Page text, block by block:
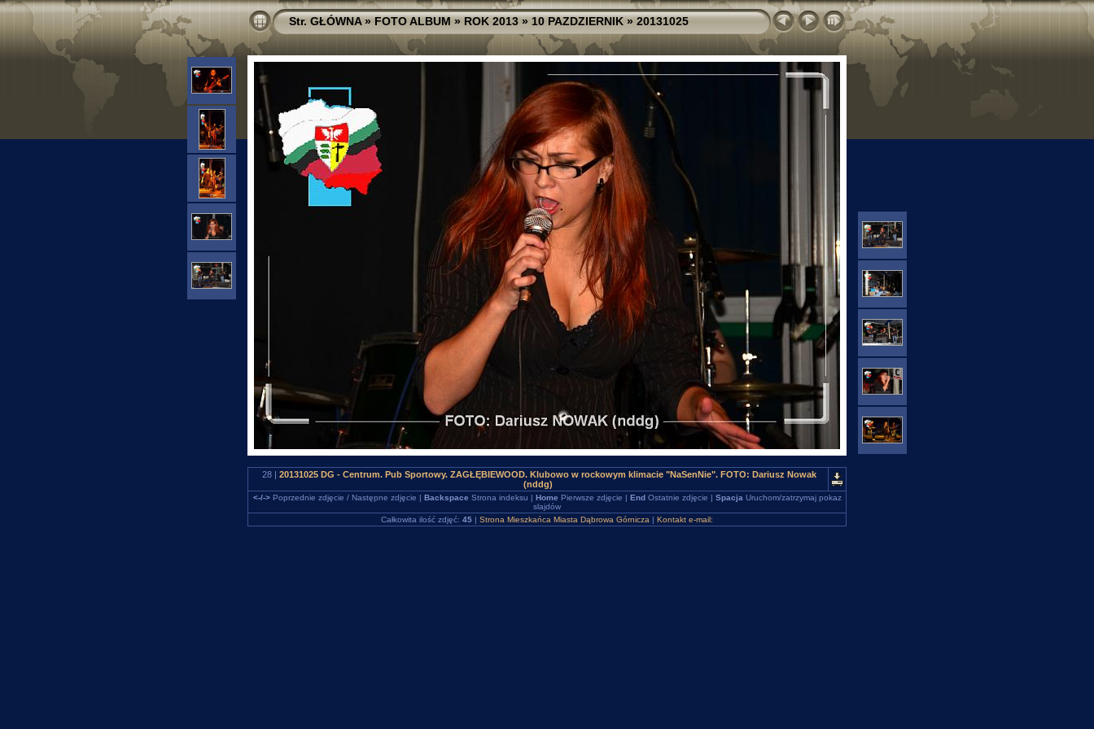
Str. GŁÓWNA»FOTO ALBUM»ROK 2013»10 PAZDZIERNIK»20131025
28 | 20131025 DG - Centrum. Pub Sportowy. ZAGŁĘBIEWOOD. Klubowo w rockowym klimacie "NaSenNie". FOTO: Dariusz Nowak
(nddg)
<-/->Poprzednie zdjęcie / Następne zdjęcie | Backspace Strona indeksu | Home Pierwsze zdjęcie | EndOstatnie zdjęcie | Spacja Uruchom/zatrzymaj pokaz
slajdów
Całkowita ilość zdjęć: 45 | Strona Mieszkańca Miasta Dąbrowa Górnicza | Kontakt e-mail: